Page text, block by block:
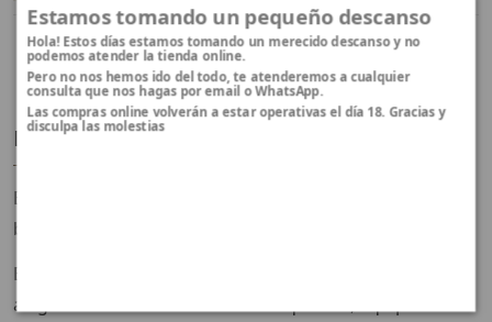
Descripción
El frente de este anillo reproduce una moneda de
bronce emitida en época de Constantino (332–333 d.C.).
En el anverso, aparece la leyenda VRBS ROMA con la
alegoría de Roma mirando a la izquierda, equipada con
Estamos tomando un pequeño descanso
Hola! Estos días estamos tomando un merecido descanso y no
podemos atender la tienda online.
Pero no nos hemos ido del todo, te atenderemos a cualquier
consulta que nos hagas por email o WhatsApp.
Las compras online volverán a estar operativas el día 18. Gracias y
disculpa las molestias